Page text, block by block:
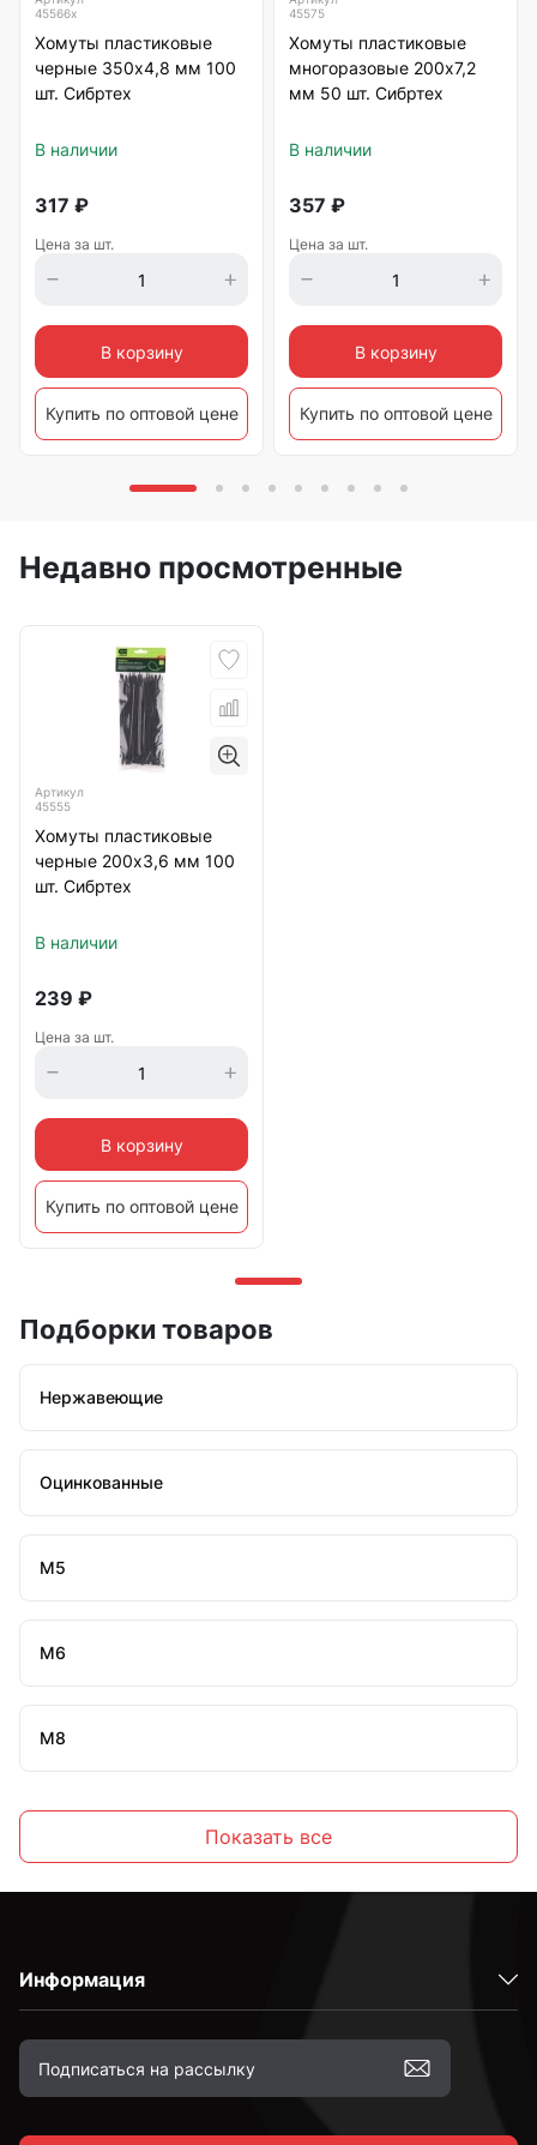
45566х
Хомуты пластиковые
черные 350х4,8 мм 100
шт. Сибртех
В наличии
317 ₽
Цена за шт.
В корзину
Купить по оптовой цене
45575
Хомуты пластиковые
многоразовые 200х7,2
мм 50 шт. Сибртех
В наличии
357 ₽
Цена за шт.
В корзину
Купить по оптовой цене
Недавно просмотренные
Артикул
45555
Хомуты пластиковые
черные 200х3,6 мм 100
шт. Сибртех
В наличии
239 ₽
Цена за шт.
В корзину
Купить по оптовой цене
Подборки товаров
Нержавеющие
Оцинкованные
М5
М6
М8
Показать все
Информация